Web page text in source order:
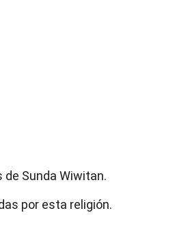
Sunda Wiwitan.
por esta religión.